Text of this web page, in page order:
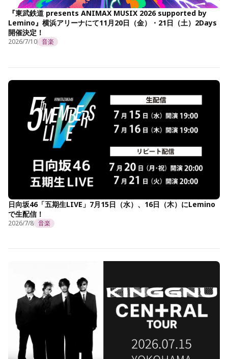
『東武鉄道 presents ANIMAX MUSIX 2026 supported by
Lemino』横浜アリーナにて11月20日（金）・21日（土）2Days
開催決定！
2026/7/10 音楽
日向坂46「五期生LIVE」7月15日（水）、16日（木）にLemino
で生配信！
2026/7/8 音楽